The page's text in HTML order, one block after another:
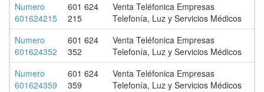
Numero
601624215
601 624
215
Venta Teléfonica Empresas
Telefonía, Luz y Servicios Médicos
Numero
601624352
601 624
352
Venta Teléfonica Empresas
Telefonía, Luz y Servicios Médicos
Numero
601624359
601 624
359
Venta Teléfonica Empresas
Telefonía, Luz y Servicios Médicos